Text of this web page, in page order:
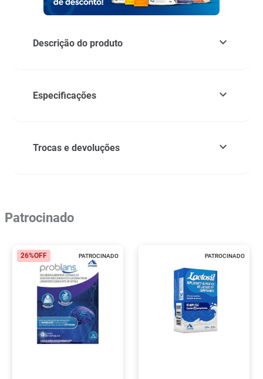
Descrição do produto
Especificações
Trocas e devoluções
Patrocinado
PATROCINADO
26%OFF PATROCINADO